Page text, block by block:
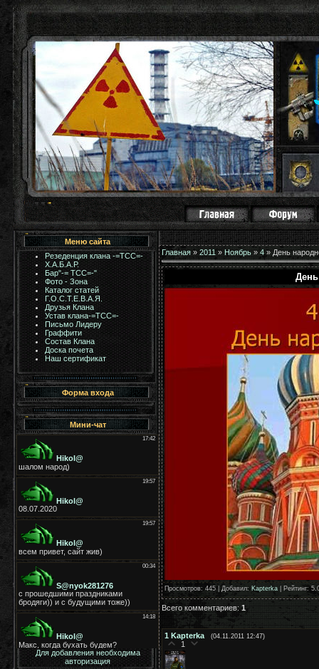
Меню сайта
Резеденция клана -=ТСС=-
Х.А.Б.А.Р.
Бар"-= TCC=-"
Фото - Зона
Каталог статей
Г.О.С.Т.Е.В.А.Я.
Друзья Клана
Устав клана-=ТСС=-
Письмо Лидеру
Граффити
Состав Клана
Доска почета
Наш сертификат
Форма входа
Мини-чат
Для добавления необходима
авторизация
Главная » 2011 » Ноябрь » 4 » День
Просмотров: 445 | Добавил: Kapterka Рейтинг:
Всего комментариев: 1
1 Kapterka (04.11.2011 12:47)
1